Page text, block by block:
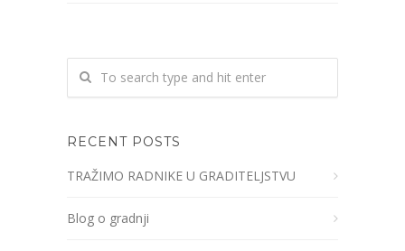
RECENT POSTS
TRAŽIMO RADNIKE U GRADITELJSTVU
Blog o gradnji